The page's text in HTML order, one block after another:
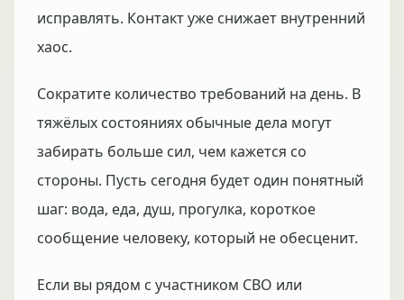
исправлять. Контакт уже снижает внутренний
хаос.
Сократите количество требований на день. В
тяжёлых состояниях обычные дела могут
забирать больше сил, чем кажется со
стороны. Пусть сегодня будет один понятный
шаг: вода, еда, душ, прогулка, короткое
сообщение человеку, который не обесценит.
Если вы рядом с участником СВО или